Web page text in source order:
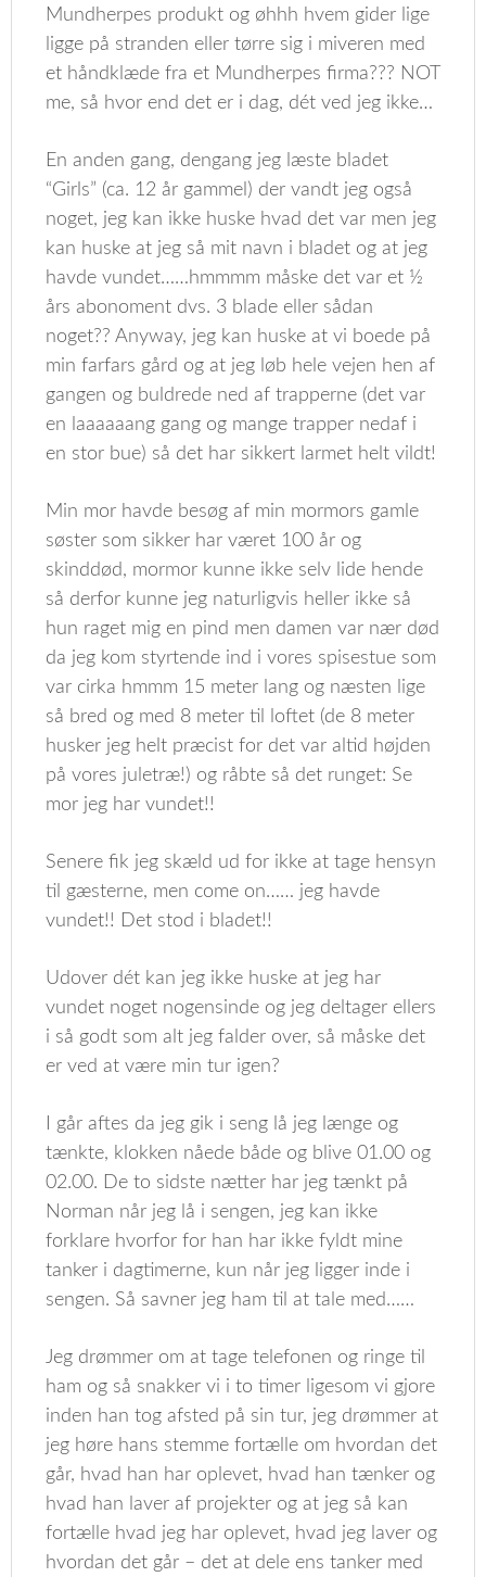
Mundherpes produkt og øhhh hvem gider lige
ligge på stranden eller tørre sig i miveren med
et håndklæde fra et Mundherpes firma??? NOT
me, så hvor end det er i dag, dét ved jeg ikke…
En anden gang, dengang jeg læste bladet
“Girls” (ca. 12 år gammel) der vandt jeg også
noget, jeg kan ikke huske hvad det var men jeg
kan huske at jeg så mit navn i bladet og at jeg
havde vundet……hmmmm måske det var et ½
års abonoment dvs. 3 blade eller sådan
noget?? Anyway, jeg kan huske at vi boede på
min farfars gård og at jeg løb hele vejen hen af
gangen og buldrede ned af trapperne (det var
en laaaaaang gang og mange trapper nedaf i
en stor bue) så det har sikkert larmet helt vildt!
Min mor havde besøg af min mormors gamle
søster som sikker har været 100 år og
skinddød, mormor kunne ikke selv lide hende
så derfor kunne jeg naturligvis heller ikke så
hun raget mig en pind men damen var nær død
da jeg kom styrtende ind i vores spisestue som
var cirka hmmm 15 meter lang og næsten lige
så bred og med 8 meter til loftet (de 8 meter
husker jeg helt præcist for det var altid højden
på vores juletræ!) og råbte så det runget: Se
mor jeg har vundet!!
Senere fik jeg skæld ud for ikke at tage hensyn
til gæsterne, men come on…… jeg havde
vundet!! Det stod i bladet!!
Udover dét kan jeg ikke huske at jeg har
vundet noget nogensinde og jeg deltager ellers
i så godt som alt jeg falder over, så måske det
er ved at være min tur igen?
I går aftes da jeg gik i seng lå jeg længe og
tænkte, klokken nåede både og blive 01.00 og
02.00. De to sidste nætter har jeg tænkt på
Norman når jeg lå i sengen, jeg kan ikke
forklare hvorfor for han har ikke fyldt mine
tanker i dagtimerne, kun når jeg ligger inde i
sengen. Så savner jeg ham til at tale med……
Jeg drømmer om at tage telefonen og ringe til
ham og så snakker vi i to timer ligesom vi gjore
inden han tog afsted på sin tur, jeg drømmer at
jeg høre hans stemme fortælle om hvordan det
går, hvad han har oplevet, hvad han tænker og
hvad han laver af projekter og at jeg så kan
fortælle hvad jeg har oplevet, hvad jeg laver og
hvordan det går – det at dele ens tanker med